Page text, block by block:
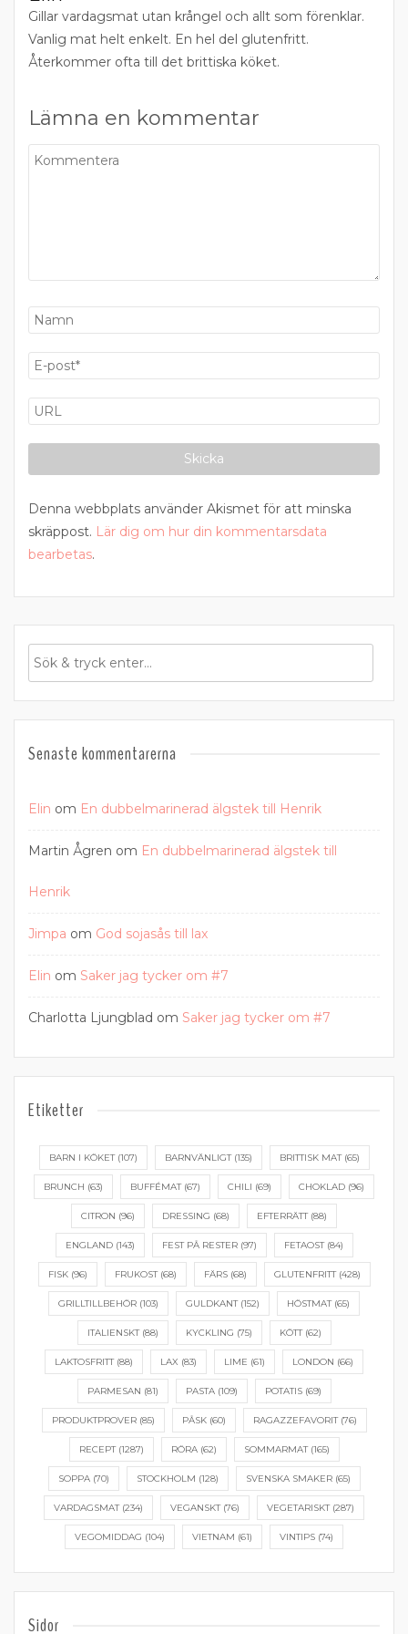
Gillar vardagsmat utan krångel och allt som förenklar.
Vanlig mat helt enkelt. En hel del glutenfritt.
Återkommer ofta till det brittiska köket.
Lämna en kommentar
Denna webbplats använder Akismet för att minska
skräppost. Lär dig om hur din kommentarsdata
bearbetas.
Senaste kommentarerna
Elin om En dubbelmarinerad älgstek till Henrik
Martin Ågren om En dubbelmarinerad älgstek till
Henrik
Jimpa om God sojasås till lax
Elin om Saker jag tycker om #7
Charlotta Ljungblad om Saker jag tycker om #7
Etiketter
BARN I KÖKET(107) BARNVÄNLIGT(135) BRITTISK MAT(65)
BRUNCH (63) BUFFÉMAT(67) CHILI (69) CHOKLAD (96)
CITRON (96) DRESSING (68) EFTERRÄTT(88)
ENGLAND(143) FEST PÅ RESTER(97) FETAOST(84)
FISK(96) FRUKOST(68) FÄRS(68) GLUTENFRITT(428)
GRILLTILLBEHÖR (103) GULDKANT(152) HÖSTMAT(65)
ITALIENSKT(88) KYCKLING (75) KÖTT(62)
LAKTOSFRITT(88) LAX (83) LIME (61) LONDON (66)
PARMESAN (81) PASTA(109) POTATIS(69)
PRODUKTPROVER(85) PÅSK(60) RAGAZZEFAVORIT(76)
RECEPT(1287) RÖRA(62) SOMMARMAT(165)
SOPPA(70) STOCKHOLM (128) SVENSKA SMAKER(65)
VARDAGSMAT(234) VEGANSKT(76) VEGETARISKT(287)
VEGOMIDDAG (104) VIETNAM (61) VINTIPS (74)
Sidor